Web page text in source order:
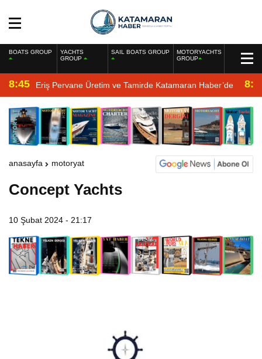
BOATS GROUP
YACHTS
GROUP
SAIL BOATS GROUP
MOTORYACHTS
GROUP
8:45 Eriş Pervane Üretim ve Tamirde Katamaran Haber’de
anasayfa motoryat
Concept Yachts
10 Şubat 2024 - 21:17